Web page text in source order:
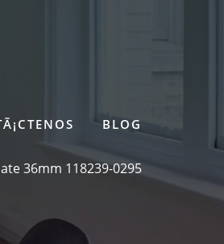
BLOG
36mm 118239-0295